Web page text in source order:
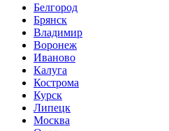
Белгород
Брянск
Владимир
Воронеж
Иваново
Калуга
Кострома
Курск
Липецк
Москва